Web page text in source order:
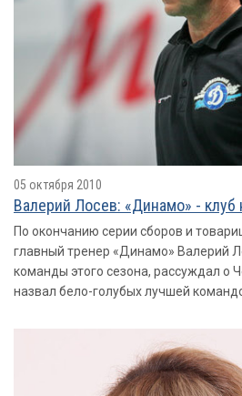
05 октября 2010
Валерий Лосев: «Динамо» - клуб
По окончанию серии сборов и
главный тренер «Динамо» Валерий
команды этого сезона, рассуждал о
назвал бело-голубых лучшей